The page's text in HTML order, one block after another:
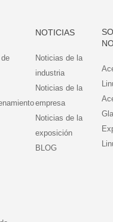
NOTICIAS
Noticias de la
industria
Noticias de la
empresa
Noticias de la
exposición
BLOG